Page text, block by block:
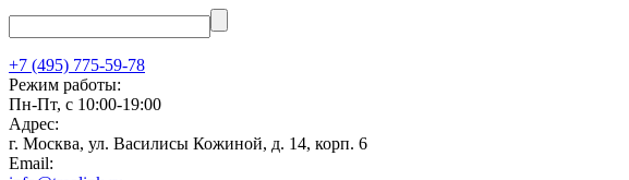
+7 (495) 775-59-78
Режим работы:
Пн-Пт, с 10:00-19:00
Адрес:
г. Москва, ул. Василисы Кожиной, д. 14, корп. 6
Email: